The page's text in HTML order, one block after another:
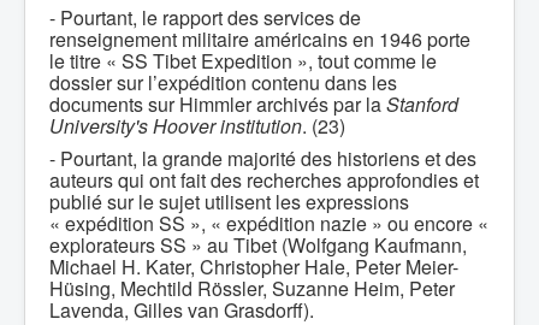
- Pourtant, le rapport des services de
renseignement militaire américains en 1946 porte
le titre « SS Tibet Expedition », tout comme le
dossier sur l’expédition contenu dans les
documents sur Himmler archivés par laStanford
University's Hoover institution. (23)
- Pourtant, la grande majorité des historiens et des
auteurs qui ont fait des recherches approfondies et
publié sur le sujet utilisent les expressions
« expédition SS », « expédition nazie » ou encore «
explorateurs SS » au Tibet (Wolfgang Kaufmann,
Michael H. Kater, Christopher Hale, Peter Meier-
Hüsing, Mechtild Rössler, Suzanne Heim, Peter
Lavenda, Gilles van Grasdorff).